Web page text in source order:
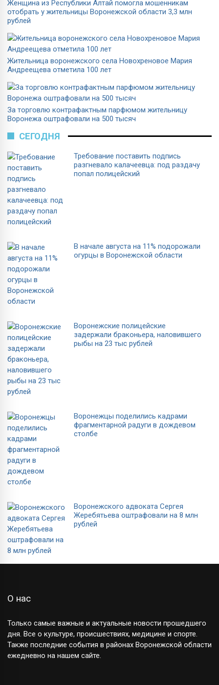
Женщина из Республики Алтай помогла мошенникам
отобрать у жительницы Воронежской области 3,3 млн
рублей
Жительница воронежского села Новохреновое Мария
Андреещева отметила 100 лет
За торговлю контрафактным парфюмом жительницу
Воронежа оштрафовали на 500 тысяч
СЕГОДНЯ
Требование поставить подпись
разгневало калачеевца: под раздачу
попал полицейский
В начале августа на 11% подорожали
огурцы в Воронежской области
Воронежские полицейские
задержали браконьера, наловившего
рыбы на 23 тыс рублей
Воронежцы поделились кадрами
фрагментарной радуги в дождевом
столбе
Воронежского адвоката Сергея
Жеребятьева оштрафовали на 8 млн
рублей
О нас
Только самые важные и актуальные новости прошедшего
дня. Все о культуре, происшествиях, медицине и спорте.
Также последние события в районах Воронежской области
ежедневно на нашем сайте.